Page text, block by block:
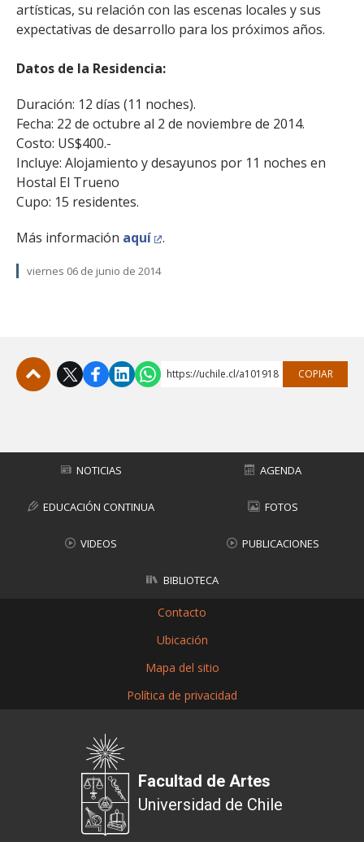
artísticas, su relación con las escenas locales y sus
expectativas de desarrollo para los próximos años.
Datos de la Residencia:
Duración: 12 días (11 noches).
Fecha: 22 de octubre al 2 de noviembre de 2014.
Costo: US$400.-
Incluye: Alojamiento y desayunos por 11 noches en
Hostal El Trueno
Cupo: 15 residentes.
Más información aquí .
viernes 06 de junio de 2014
https://uchile.cl/a101918 COPIAR
NOTICIAS AGENDA
EDUCACIÓN CONTINUA FOTOS
VIDEOS PUBLICACIONES
BIBLIOTECA
Contacto
Ubicación
Mapa del sitio
Política de privacidad
Facultad de Artes
Universidad de Chile